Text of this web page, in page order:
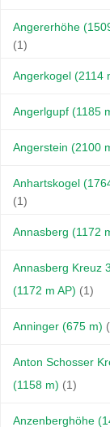
Angererhöhe
(1)
Angerkogel (2114
Angerlgupf (1185
Angerstein (2100
Anhartskogel
(1)
Annasberg (1172
Annasberg Kreuz 3
(1172 m AP) (1)
Anninger (675 m)
Anton Schosser
(1158 m) (1)
Anzenberghöhe